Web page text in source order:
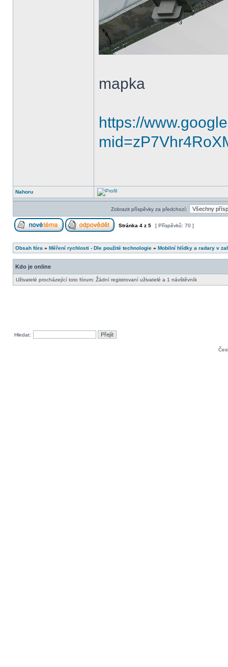
mapka
https://
Nahoru
Zobrazit příspěvky za předchozí:
Stránka 4 z 5 [ Příspěvků: 70 ]
Obsah fóra » Měření rychlosti - Dle použité technologie » Mobilní hlídky a radary v
Kdo je online
Uživatelé procházející toto fórum: Žádní registrovaní uživatelé a 1 návštěvník
Hledat: